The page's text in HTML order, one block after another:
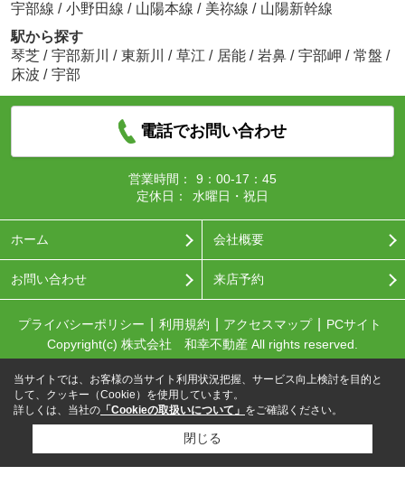
宇部線 / 小野田線 / 山陽本線 / 美祢線 / 山陽新幹線
駅から探す
琴芝 / 宇部新川 / 東新川 / 草江 / 居能 / 岩鼻 / 宇部岬 / 常盤 /
床波 / 宇部
電話でお問い合わせ
営業時間：
9：00-17：45
定休日：
水曜日・祝日
ホーム 会社概要
お問い合わせ 来店予約
プライバシーポリシー 利用規約 アクセスマップ
PCサイト
Copyright(c) 株式会社 和幸不動産 All rights reserved.
当サイトでは、お客様の当サイト利用状況把握、サービス向上検討を目的と
して、クッキー（Cookie）を使用しています。
詳しくは、当社の 「Cookieの取扱いについて」 をご確認ください。
閉じる